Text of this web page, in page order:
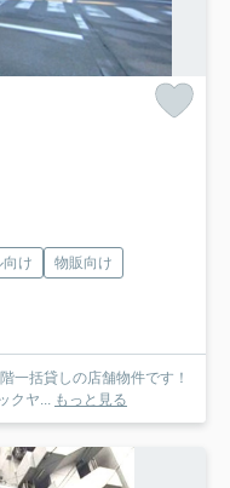
向け
物販向け
一括貸しの店舗物件です！
クヤ...
もっと見る